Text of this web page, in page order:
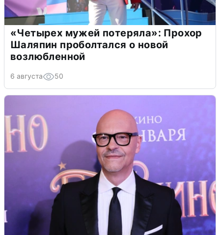
«Четырех мужей потеряла»: Прохор
Шаляпин проболтался о новой
возлюбленной
6 августа 50